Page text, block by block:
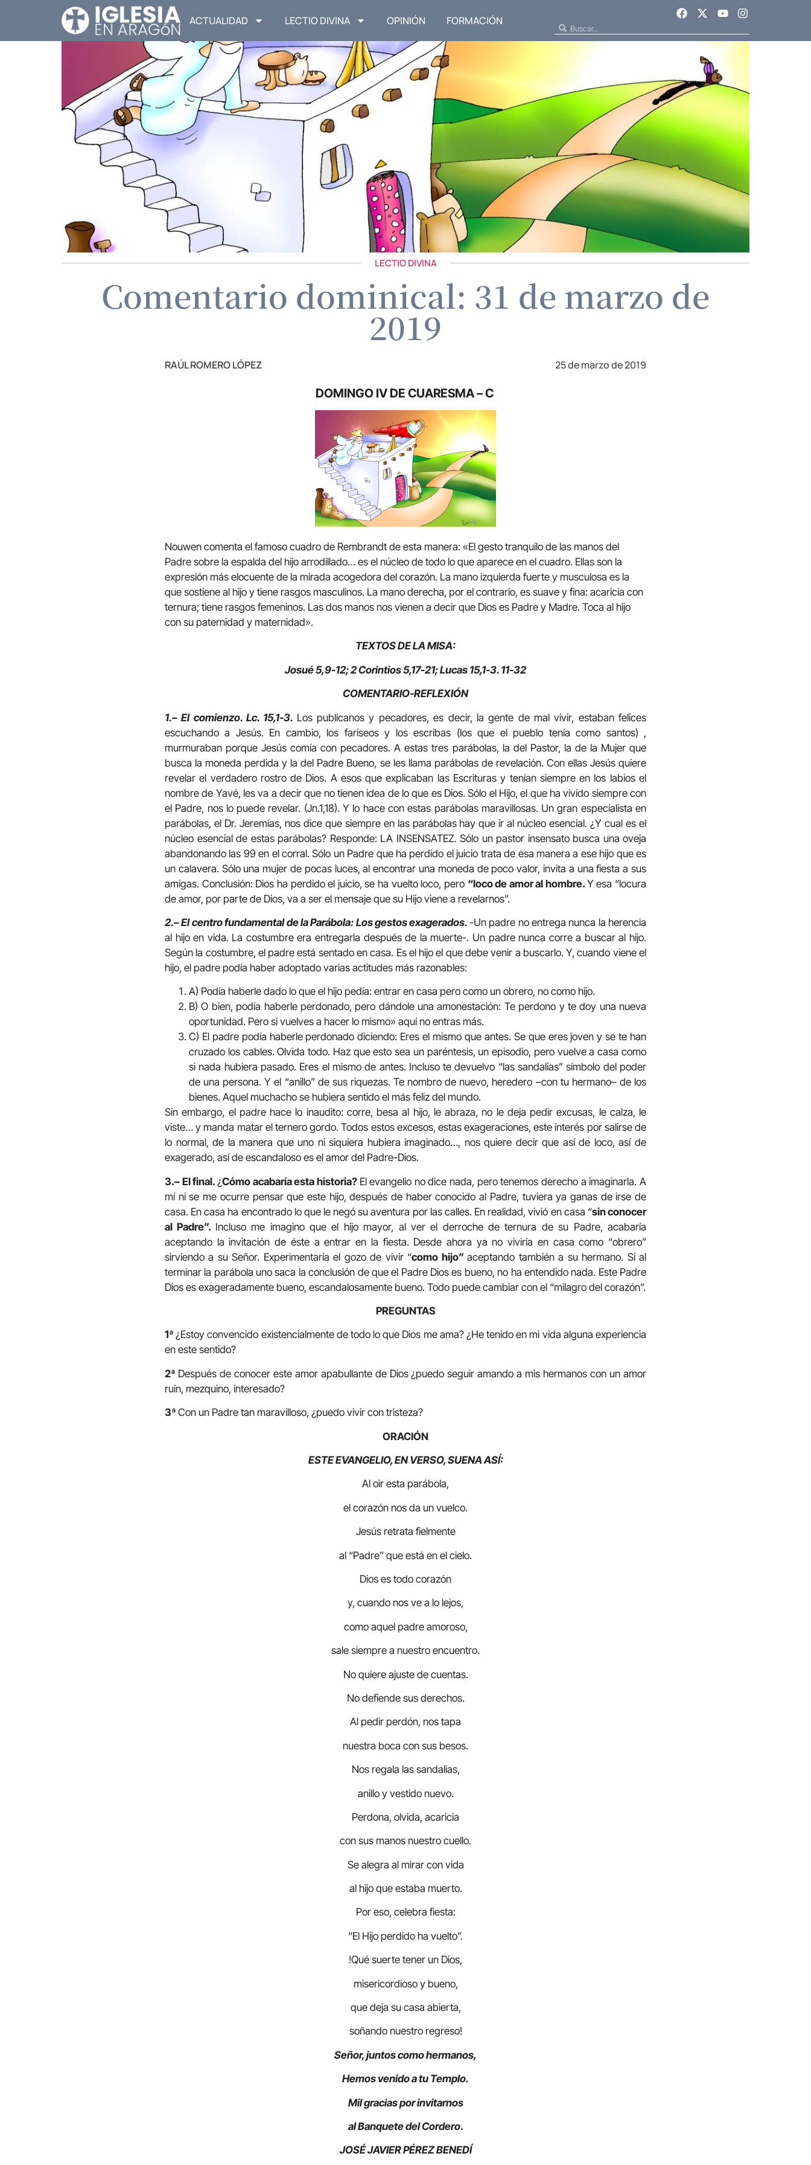
ACTUALIDAD LECTIO DIVINA OPINIÓN FORMACIÓN
LECTIO DIVINA
Comentario dominical: 31 de marzo de
2019
RAÚL ROMERO LÓPEZ 25 de marzo de 2019
DOMINGO IV DE CUARESMA – C
Nouwen comenta el famoso cuadro de Rembrandt de esta manera: «El gesto tranquilo de las manos del
Padre sobre la espalda del hijo arrodillado… es el núcleo de todo lo que aparece en el cuadro. Ellas son la
expresión más elocuente de la mirada acogedora del corazón. La mano izquierda fuerte y musculosa es la
que sostiene al hijo y tiene rasgos masculinos. La mano derecha, por el contrario, es suave y fina: acaricia con
ternura; tiene rasgos femeninos. Las dos manos nos vienen a decir que Dios es Padre y Madre. Toca al hijo
con su paternidad y maternidad».
TEXTOS DE LA MISA:
Josué 5,9-12; 2 Corintios 5,17-21; Lucas 15,1-3. 11-32
COMENTARIO-REFLEXIÓN
1.– El comienzo. Lc. 15,1-3. Los publicanos y pecadores, es decir, la gente de mal vivir, estaban felices
escuchando a Jesús. En cambio, los fariseos y los escribas (los que el pueblo tenía como santos) ,
murmuraban porque Jesús comía con pecadores. A estas tres parábolas, la del Pastor, la de la Mujer que
busca la moneda perdida y la del Padre Bueno, se les llama parábolas de revelación. Con ellas Jesús quiere
revelar el verdadero rostro de Dios. A esos que explicaban las Escrituras y tenían siempre en los labios el
nombre de Yavé, les va a decir que no tienen idea de lo que es Dios. Sólo el Hijo, el que ha vivido siempre con
el Padre, nos lo puede revelar. (Jn.1,18). Y lo hace con estas parábolas maravillosas. Un gran especialista en
parábolas, el Dr. Jeremías, nos dice que siempre en las parábolas hay que ir al núcleo esencial. ¿Y cual es el
núcleo esencial de estas parábolas? Responde: LA INSENSATEZ. Sólo un pastor insensato busca una oveja
abandonando las 99 en el corral. Sólo un Padre que ha perdido el juicio trata de esa manera a ese hijo que es
un calavera. Sólo una mujer de pocas luces, al encontrar una moneda de poco valor, invita a una fiesta a sus
amigas. Conclusión: Dios ha perdido el juicio, se ha vuelto loco, pero “loco de amor al hombre. Y esa “locura
de amor, por parte de Dios, va a ser el mensaje que su Hijo viene a revelarnos”.
2.– El centro fundamental de la Parábola: Los gestos exagerados. -Un padre no entrega nunca la herencia
al hijo en vida. La costumbre era entregarla después de la muerte-. Un padre nunca corre a buscar al hijo.
Según la costumbre, el padre está sentado en casa. Es el hijo el que debe venir a buscarlo. Y, cuando viene el
hijo, el padre podía haber adoptado varias actitudes más razonables:
A) Podía haberle dado lo que el hijo pedía: entrar en casa pero como un obrero, no como hijo.
B) O bien, podía haberle perdonado, pero dándole una amonestación: Te perdono y te doy una nueva
oportunidad. Pero si vuelves a hacer lo mismo» aquí no entras más.
C) El padre podía haberle perdonado diciendo: Eres el mismo que antes. Se que eres joven y se te han
cruzado los cables. Olvida todo. Haz que esto sea un paréntesis, un episodio, pero vuelve a casa como
si nada hubiera pasado. Eres el mismo de antes. Incluso te devuelvo “las sandalias” símbolo del poder
de una persona. Y el “anillo” de sus riquezas. Te nombro de nuevo, heredero –con tu hermano– de los
bienes. Aquel muchacho se hubiera sentido el más feliz del mundo.
Sin embargo, el padre hace lo inaudito: corre, besa al hijo, le abraza, no le deja pedir excusas, le calza, le
viste… y manda matar el ternero gordo. Todos estos excesos, estas exageraciones, este interés por salirse de
lo normal, de la manera que uno ni siquiera hubiera imaginado…, nos quiere decir que así de loco, así de
exagerado, así de escandaloso es el amor del Padre-Dios.
3.– El final. ¿Cómo acabaría esta historia? El evangelio no dice nada, pero tenemos derecho a imaginarla. A
mí ni se me ocurre pensar que este hijo, después de haber conocido al Padre, tuviera ya ganas de irse de
casa. En casa ha encontrado lo que le negó su aventura por las calles. En realidad, vivió en casa “sin conocer
al Padre”. Incluso me imagino que el hijo mayor, al ver el derroche de ternura de su Padre, acabaría
aceptando la invitación de éste a entrar en la fiesta. Desde ahora ya no viviría en casa como “obrero”
sirviendo a su Señor. Experimentaría el gozo de vivir “como hijo”aceptando también a su hermano. Si al
terminar la parábola uno saca la conclusión de que el Padre Dios es bueno, no ha entendido nada. Este Padre
Dios es exageradamente bueno, escandalosamente bueno. Todo puede cambiar con el “milagro del corazón”.
PREGUNTAS
1ª¿Estoy convencido existencialmente de todo lo que Dios me ama? ¿He tenido en mi vida alguna experiencia
en este sentido?
2ª Después de conocer este amor apabullante de Dios ¿puedo seguir amando a mis hermanos con un amor
ruin, mezquino, interesado?
3ª Con un Padre tan maravilloso, ¿puedo vivir con tristeza?
ORACIÓN
ESTE EVANGELIO, EN VERSO, SUENA ASÍ:
Al oir esta parábola,
el corazón nos da un vuelco.
Jesús retrata fielmente
al “Padre” que está en el cielo.
Dios es todo corazón
y, cuando nos ve a lo lejos,
como aquel padre amoroso,
sale siempre a nuestro encuentro.
No quiere ajuste de cuentas.
No defiende sus derechos.
Al pedir perdón, nos tapa
nuestra boca con sus besos.
Nos regala las sandalias,
anillo y vestido nuevo.
Perdona, olvida, acaricia
con sus manos nuestro cuello.
Se alegra al mirar con vida
al hijo que estaba muerto.
Por eso, celebra fiesta:
“El Hijo perdido ha vuelto”.
!Qué suerte tener un Dios,
misericordioso y bueno,
que deja su casa abierta,
soñando nuestro regreso!
Señor, juntos como hermanos,
Hemos venido a tu Templo.
Mil gracias por invitarnos
al Banquete del Cordero.
JOSÉ JAVIER PÉREZ BENEDÍ